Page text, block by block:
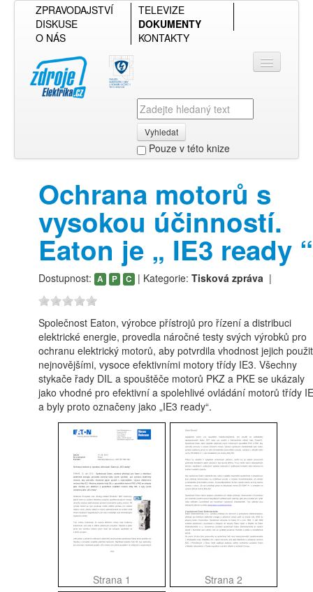
ZPRAVODAJSTVÍ
TELEVIZE
DISKUSE
DOKUMENTY
O NÁS
KONTAKTY
Vyhledat
Pouze v této knize
Přehled podle firmy
Přehled podle obsahu
Ochrana motorů s
vysokou účinností.
Eaton je „ IE3 ready “
Dostupnost: A P C | Kategorie: Tisková zpráva|
Společnost Eaton, výrobce přístrojů pro řízení a distribuci
elektrické energie, provedla náročné testy svých výrobků pro
ochranu elektrický motorů, aby potvrdila vhodnost jejich
nejnovějšími, vysoce efektivními motory třídy IE3. Všechny
stykače řady DIL a spouštěče motorů PKZ a PKE se ukázaly
jako vhodné pro efektivní a spolehlivé ovládání motorů třídy
a byly proto označeny jako „IE3 ready“.​
Strana 1 Strana 2